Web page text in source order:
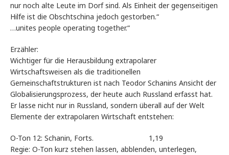
nur noch alte Leute im Dorf sind. Als Einheit der gegenseitigen
Hilfe ist die Obschtschina jedoch gestorben.“
…unites people operating together.“
Erzähler:
Wichtiger für die Herausbildung extrapolarer
Wirtschaftsweisen als die traditionellen
Gemeinschaftstrukturen ist nach Teodor Schanins Ansicht der
Globalisierungsprozess, der heute auch Russland erfasst hat.
Er lasse nicht nur in Russland, sondern überall auf der Welt
Elemente der extrapolaren Wirtschaft entstehen:
O-Ton 12: Schanin, Forts. 1,19
Regie: O-Ton kurz stehen lassen, abblenden, unterlegen,